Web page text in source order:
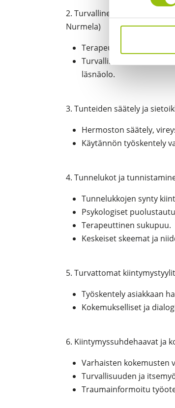
2. Turvallinen terapeuttinen
Nurmela)
Terapeuttinen allianssi
Turvallisuuden
läsnäolo.
3. Tunteiden säätely ja
Hermoston säätely,
Käytännön työskentely
4. Tunnelukot ja
Tunnelukkojen synty
Psykologiset
Terapeuttinen sukupuu.
Keskeiset skeemat ja
5. Turvattomat
Työskentely asiakkaan
Kokemukselliset ja
6. Kiintymyssuhdehaavat ja
Varhaisten kokemusten
Turvallisuuden ja
Traumainformoitu